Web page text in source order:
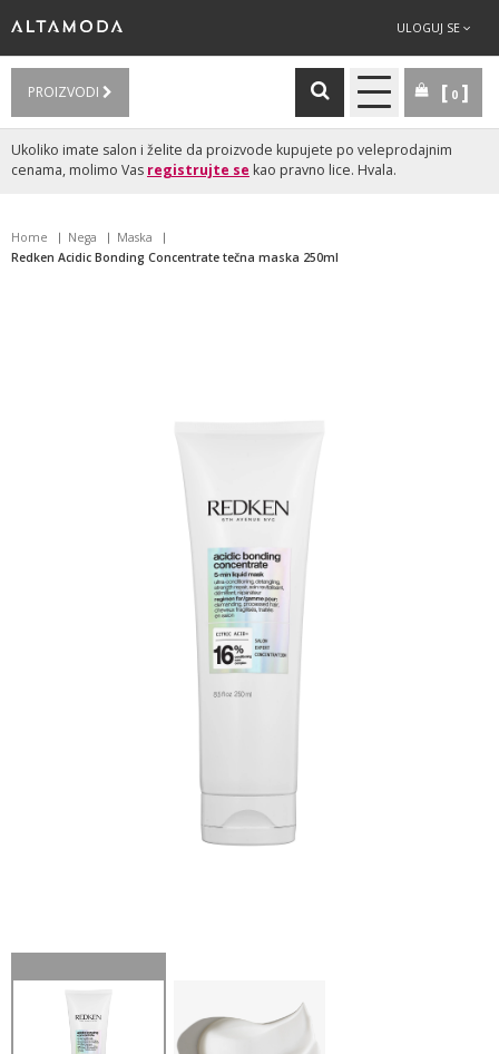
ULOGUJ SE
PROIZVODI 0
Ukoliko imate salon i želite da proizvode kupujete po veleprodajnim
cenama, molimo Vas registrujte se kao pravno lice. Hvala.
Home Nega
Maska
Redken Acidic Bonding Concentrate tečna maska 250ml